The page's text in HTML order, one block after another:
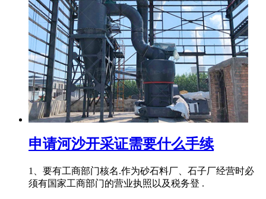
申请河沙开采证需要什么手续
1、要有工商部门核名.作为砂石料厂、石子厂经营时必
须有国家工商部门的营业执照以及税务登 .